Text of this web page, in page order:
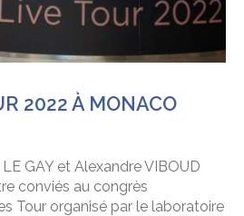
2022 À MONACO
GAY et Alexandre VIBOUD
conviés au congrès
Tour organisé par le laboratoire